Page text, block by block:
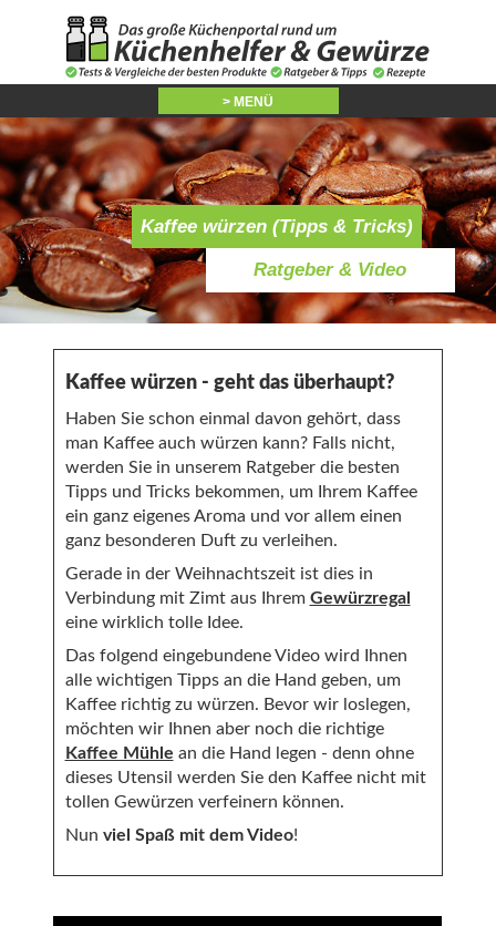
Kaffee würzen (Tipps & Tricks)
Ratgeber & Video
Kaffee würzen - geht das überhaupt?
Haben Sie schon einmal davon gehört, dass
man Kaffee auch würzen kann? Falls nicht,
werden Sie in unserem Ratgeber die besten
Tipps und Tricks bekommen, um Ihrem Kaffee
ein ganz eigenes Aroma und vor allem einen
ganz besonderen Duft zu verleihen.
Gerade in der Weihnachtszeit ist dies in
Verbindung mit Zimt aus Ihrem Gewürzregal
eine wirklich tolle Idee.
Das folgend eingebundene Video wird Ihnen
alle wichtigen Tipps an die Hand geben, um
Kaffee richtig zu würzen. Bevor wir loslegen,
möchten wir Ihnen aber noch die richtige
Kaffee Mühle an die Hand legen - denn ohne
dieses Utensil werden Sie den Kaffee nicht mit
tollen Gewürzen verfeinern können.
Nun viel Spaß mit dem Video!
> MENÜ